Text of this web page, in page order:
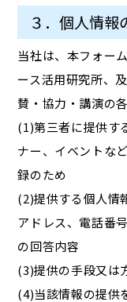
３．個人情報
当社は、本フォー
ース活用研究所、
賛・協力・講演の
(1)第三者に提供す
ナー、イベントな
録のため
(2)提供する個人情
アドレス、電話番
の回答内容
(3)提供の手段又は
(4)当該情報の提供